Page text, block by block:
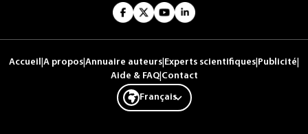
Accueil A propos Annuaire auteurs Experts scientifiques Publicité
Aide & FAQ| Contact
Français